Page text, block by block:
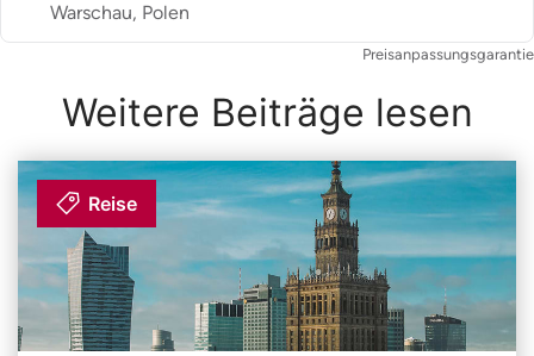
Warschau, Polen
Preisanpassungsgarantie
Weitere Beiträge lesen
Reise